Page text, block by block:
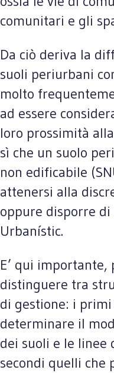
comunitari e gli
Da ciò deriva la
suoli periurbani
molto
ad essere
loro prossimità
sì che un suolo
non edificabile
attenersi alla
oppure disporre
Urbanístic.
E’ qui
distinguere tra
di gestione: i primi
determinare il
dei suoli e le linee
secondi quelli che